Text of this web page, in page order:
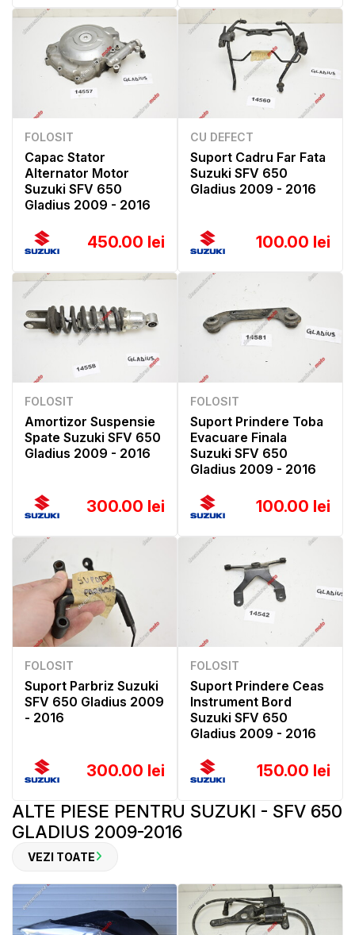
FOLOSIT
Capac Stator
Alternator Motor
Suzuki SFV 650
Gladius 2009 - 2016
450.00 lei
CU DEFECT
Suport Cadru Far Fata
Suzuki SFV 650
Gladius 2009 - 2016
100.00 lei
FOLOSIT
Amortizor Suspensie
Spate Suzuki SFV 650
Gladius 2009 - 2016
300.00 lei
FOLOSIT
Suport Prindere Toba
Evacuare Finala
Suzuki SFV 650
Gladius 2009 - 2016
100.00 lei
FOLOSIT
Suport Parbriz Suzuki
SFV 650 Gladius 2009
- 2016
300.00 lei
FOLOSIT
Suport Prindere Ceas
Instrument Bord
Suzuki SFV 650
Gladius 2009 - 2016
150.00 lei
ALTE PIESE PENTRU SUZUKI - SFV 650
GLADIUS 2009-2016
VEZI TOATE